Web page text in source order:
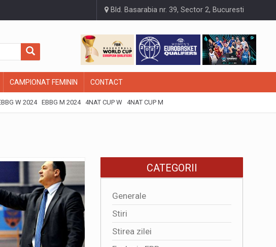
Bld. Basarabia nr. 39, Sector 2, Bucuresti
CAMPIONAT FEMININ CONTACT
W 2024 EBBG M 2024 4NAT CUP W 4NAT CUP M
CATEGORII
Generale
Stiri
Stirea zilei